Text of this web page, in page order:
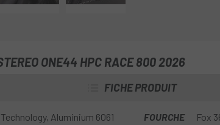
ONE44 HPC RACE 800 2026
FICHE PRODUIT
Aluminium 6061
FOURCHE
Fox